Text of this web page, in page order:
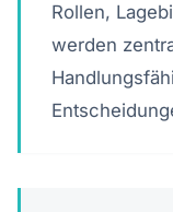
Rollen,
werden